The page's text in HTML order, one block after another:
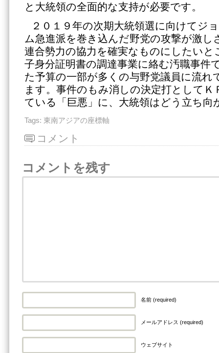
と大統領の全面的な支持が必要です。
２０１９年の次期大統領選に向けてジ
ム急進派を巻き込んだ野党の攻撃が激し
連合勢力の協力を確実なものにしたいと
子身分証明書の調達事業に絡む汚職事件
た予算の一部が多くの与野党議員に流れ
ます。事件のもみ消しの決定打としてＫ
ている「巨悪」に、大統領はどう立ち向
Tags: 東南アジアの座標軸
コメント
コメントを残す
名前 (required)
メールアドレス (required)
ウェブサイト